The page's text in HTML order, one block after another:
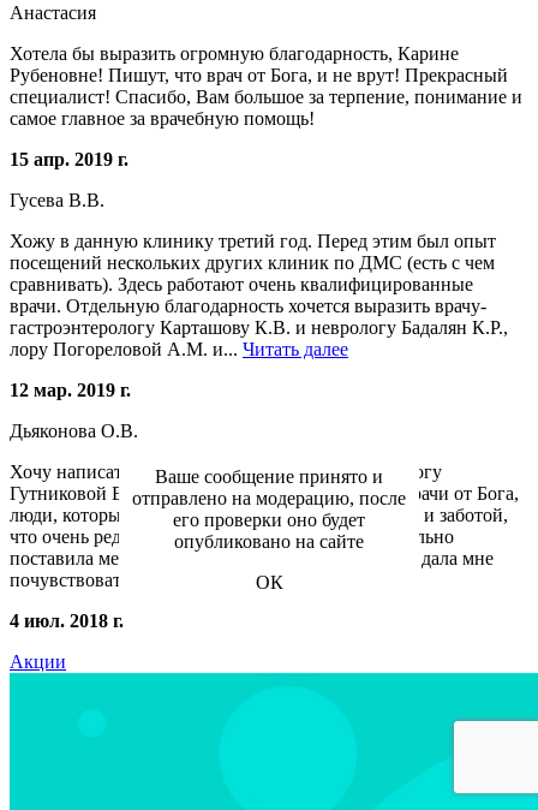
Анастасия
Хотела бы выразить огромную благодарность, Карине
Рубеновне! Пишут, что врач от Бога, и не врут! Прекрасный
специалист! Спасибо, Вам большое за терпение, понимание и
самое главное за врачебную помощь!
15 апр. 2019 г.
Гусева В.В.
Хожу в данную клинику третий год. Перед этим был опыт
посещений нескольких других клиник по ДМС (есть с чем
сравнивать). Здесь работают очень квалифицированные
врачи. Отдельную благодарность хочется выразить врачу-
гастроэнтерологу Карташову К.В. и неврологу Бадалян К.Р.,
лору Погореловой А.М. и... Читать далее
12 мар. 2019 г.
Дьяконова О.В.
Хочу написать огромную благодарность гинекологу
Гутниковой В.Я. и неврологу Бадалян К.Р. Эти врачи от Бога,
люди, которые относятся к больным с вниманием и заботой,
что очень редко в наше время. Бадалян К.Р. буквально
поставила меня на ноги, а Гутникова В.Я. просто дала мне
почувствовать себя...
Читать далее
4 июл. 2018 г.
Акции
Ваше сообщение принято и
отправлено на модерацию, после
его проверки оно будет
опубликовано на сайте
ОК